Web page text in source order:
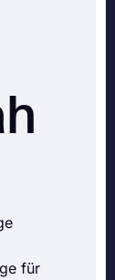
für